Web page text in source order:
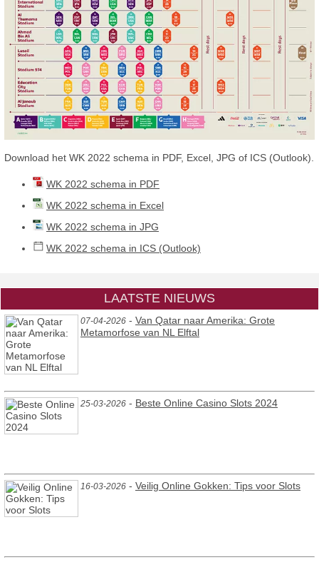
Download het WK 2022 schema in PDF, Excel, JPG of ICS (Outlook).
WK 2022 schema in PDF
WK 2022 schema in Excel
WK 2022 schema in JPG
WK 2022 schema in ICS (Outlook)
LAATSTE NIEUWS
07-04-2026 - Van Qatar naar Amerika: Grote
Metamorfose van NL Elftal
25-03-2026 - Beste Online Casino Slots 2024
16-03-2026 - Veilig Online Gokken: Tips voor Slots